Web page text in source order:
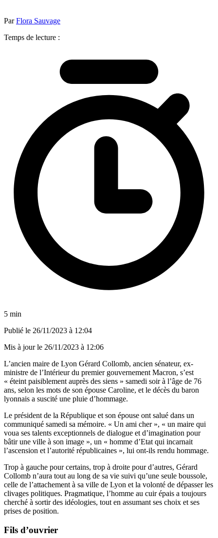
ParFlora Sauvage
Temps de lecture :
5 min
Publié le 26/11/2023 à 12:04
Mis à jour le 26/11/2023 à 12:06
L’ancien maire de Lyon Gérard Collomb, ancien sénateur, ex-
ministre de l’Intérieur du premier gouvernement Macron, s’est
« éteint paisiblement auprès des siens » samedi soir à l’âge de 76
ans, selon les mots de son épouse Caroline, et le décès du baron
lyonnais a suscité une pluie d’hommage.
Le président de la République et son épouse ont salué dans un
communiqué samedi sa mémoire. « Un ami cher », « un maire qui
voua ses talents exceptionnels de dialogue et d’imagination pour
bâtir une ville à son image », un « homme d’Etat qui incarnait
l’ascension et l’autorité républicaines », lui ont-ils rendu hommage.
Trop à gauche pour certains, trop à droite pour d’autres, Gérard
Collomb n’aura tout au long de sa vie suivi qu’une seule boussole,
celle de l’attachement à sa ville de Lyon et la volonté de dépasser les
clivages politiques. Pragmatique, l’homme au cuir épais a toujours
cherché à sortir des idéologies, tout en assumant ses choix et ses
prises de position.
Fils d’ouvrier